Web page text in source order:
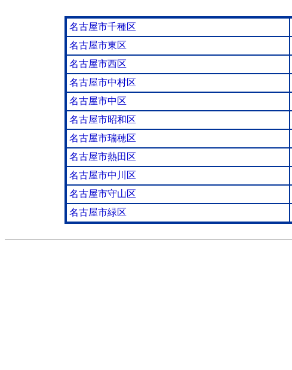
名古屋市千種区
名古屋市東区
名古屋市西区
名古屋市中村区
名古屋市中区
名古屋市昭和区
名古屋市瑞穂区
名古屋市熱田区
名古屋市中川区
名古屋市守山区
名古屋市緑区